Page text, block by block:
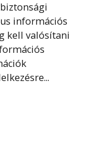
információs
kell valósítani